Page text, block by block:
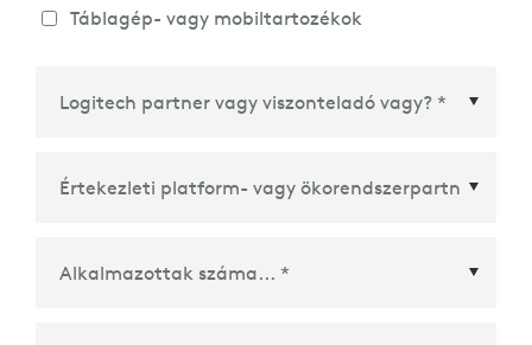
Táblagép- vagy mobiltartozékok